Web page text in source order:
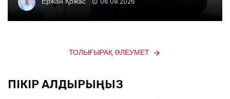
ТОЛЫҒЫРАҚ ӘЛЕУМЕТ
ПІКІР ҚАЛДЫРЫҢЫЗ